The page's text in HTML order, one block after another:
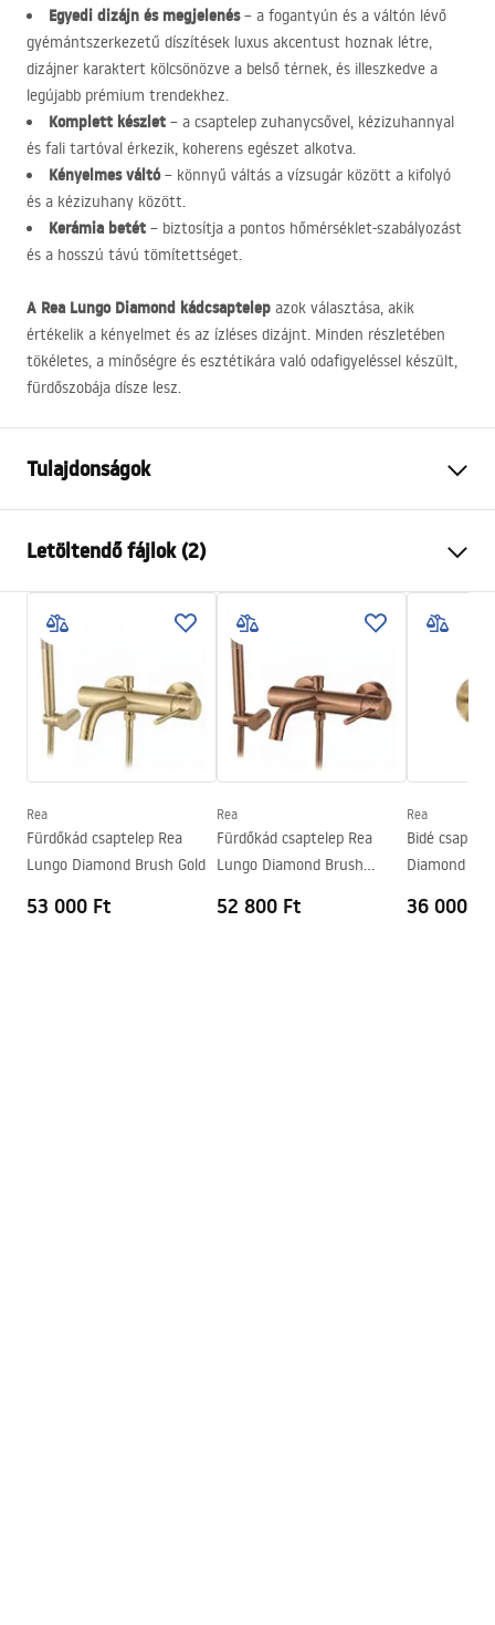
Egyedi dizájn és megjelenés– a fogantyún és a váltón lévő
gyémántszerkezetű díszítések luxus akcentust hoznak létre,
dizájner karaktert kölcsönözve a belső térnek, és illeszkedve a
legújabb prémium trendekhez.
Komplett készlet – a csaptelep zuhanycsővel, kézizuhannyal
és fali tartóval érkezik, koherens egészet alkotva.
Kényelmes váltó– könnyű váltás a vízsugár között a kifolyó
és a kézizuhany között.
Kerámia betét – biztosítja a pontos hőmérséklet-szabályozást
és a hosszú távú tömítettséget.
A Rea Lungo Diamond kádcsaptelep azok választása, akik
értékelik a kényelmet és az ízléses dizájnt. Minden részletében
tökéletes, a minőségre és esztétikára való odafigyeléssel készült,
fürdőszobája dísze lesz.
Tulajdonságok
Felszerelés
Szín
Szálcsiszolt réz
Kifolyócső típusa
Fix
Anyag
Kifolyó tartomány
100mm
Magasság
90mm
Bevonási technológia
Csatlakozás átmérője
A vízcsatlakozások távolsága
150mm
Letöltendő fájlok (2)
Telepítési utasítások
Garanciális feltételek
Warranty_Terms_and_Conditions_Faucets_-_5.pdf
Rea
Fürdőkád csaptelep Rea
Lungo Diamond Brush Gold
53 000 Ft
Rea
Fürdőkád csaptelep Rea
Lungo Diamond Brush
52 800 Ft
Rea
Bidé csap
Diamond
36 000 Ft